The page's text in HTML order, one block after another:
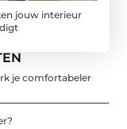
jouw interieur
je comfortabeler